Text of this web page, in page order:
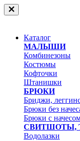
Каталог
МАЛЫШИ
Комбинезоны
Костюмы
Кофточки
Штанишки
БРЮКИ
Бриджи,
Брюки без
Брюки с
СВИТШОТЫ,
Водолазки